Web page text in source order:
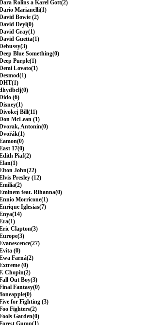
Rolins a Karel Gott(2)
Marianelli(1)
Bowie (2)
Deyl(0)
Gray(1)
Guetta(1)
Blue Something(0)
Purple(1)
Lovato(1)
(6)
Bill(11)
McLean (1)
Antonin(0)
17(0)
Piaf(2)
John(22)
Presley (12)
feat. Rihanna(0)
Morricone(1)
Iglesias(7)
Clapton(3)
(0)
Farná(2)
(0)
Chopin(2)
Out Boy(3)
Fantasy(0)
for Fighting (3)
Fighters(2)
Garden(0)
Gump(1)